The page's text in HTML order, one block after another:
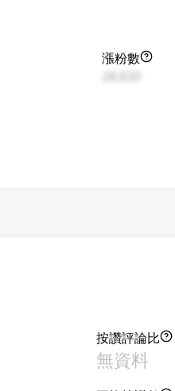
漲粉數
按讚評論比
無資料